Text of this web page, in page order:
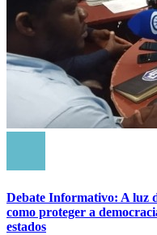
Debate Informativo: A luz
como proteger a
estados